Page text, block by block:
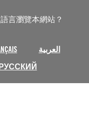
言瀏覽本網站？
العربية